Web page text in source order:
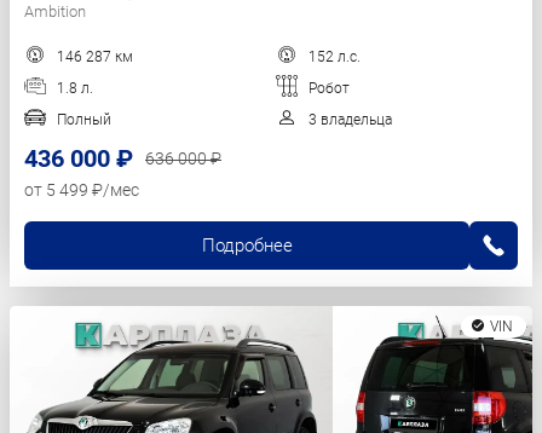
Ambition
146 287 км
152 л.с.
1.8 л.
Робот
Полный
3 владельца
436 000 ₽
636 000 ₽
от 5 499 ₽/мес
Подробнее
VIN